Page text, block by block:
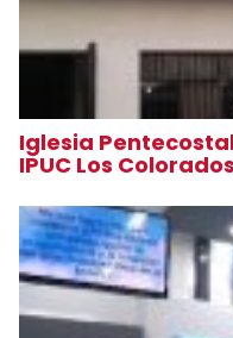
Iglesia
IPUC Los Colorados